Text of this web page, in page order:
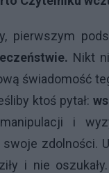
pierwszym
Nikt
świadomość
ktoś pytał:
i
swoje
i nie